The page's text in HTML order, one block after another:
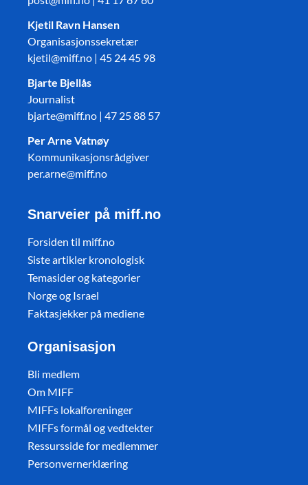
Kjetil Ravn Hansen
Organisasjonssekretær
kjetil@miff.no | 45 24 45 98
Bjarte Bjellås
Journalist
bjarte@miff.no | 47 25 88 57
Per Arne Vatnøy
Kommunikasjonsrådgiver
per.arne@miff.no
Snarveier på miff.no
Forsiden til miff.no
Siste artikler kronologisk
Temasider og kategorier
Norge og Israel
Faktasjekker på mediene
Organisasjon
Bli medlem
Om MIFF
MIFFs lokalforeninger
MIFFs formål og vedtekter
Ressursside for medlemmer
Personvernerklæring